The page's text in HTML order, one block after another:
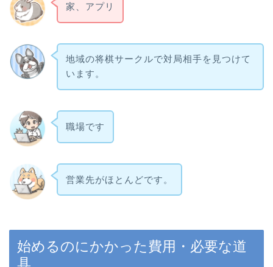
家、アプリ
地域の将棋サークルで対局相手を見つけて
います。
職場です
営業先がほとんどです。
始めるのにかかった費用・必要な道
具